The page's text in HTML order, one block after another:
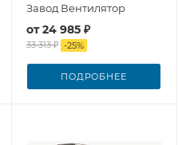
Завод Вентилятор
от24 985 ₽
33 313 ₽ -25%
ПОДРОБНЕЕ